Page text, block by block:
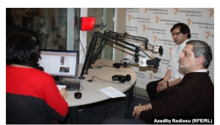
VIDEO
FOTOQALEREYA
İNFOQRAFIKA
KARIKATURA
RADIO ARXIV
OXU ZALI
AZƏRBAYCAN ƏDƏBIYYATI KITABXANASI
İSLAM VƏ DEMOKRATIYA
İZ - MƏDƏNIYYƏT PROQRAMI
HAQQIMIZDA
MISSIYAMIZ
PEŞƏ ETIKASI VƏ JURNALISTIKA STANDARTLARIMIZ
MATERIALLARIMIZDAN ISTIFADƏ
AZADLIQRADIOSU MOBIL TELEFONUNUZDA
BIZIMLƏ ƏLAQƏ
BIZI IZLƏ
RFE/RL-in bütün saytları